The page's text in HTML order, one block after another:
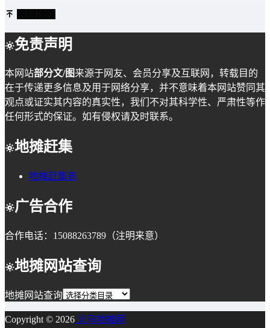
免责声明
本网站部分文/图来源于网友、会员分享及互联网，转载目的
在于传递更多信息及用于网络分享，并不意味着本网站赞同其
观点或证实其内容的真实性，我们不对其科学性、严肃性等作
任何形式的保证。如有侵权请及时联系。
地摊赶集
地摊赶集表
广告合作
合作电话：15088263789（注明来意）
地摊网站查询
地摊网站查询
Copyright © 2026 义乌地摊网